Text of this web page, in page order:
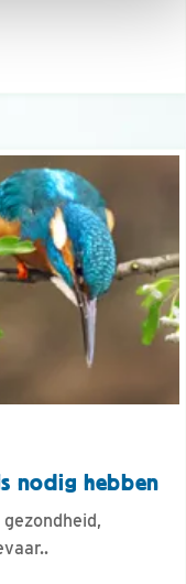
nodig hebben